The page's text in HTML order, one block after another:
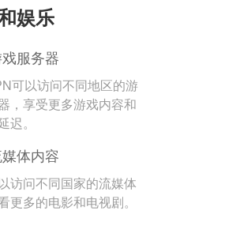
娱乐
服务器
可以访问不同地区的游
，享受更多游戏内容和
迟。
体内容
访问不同国家的流媒体
更多的电影和电视剧。